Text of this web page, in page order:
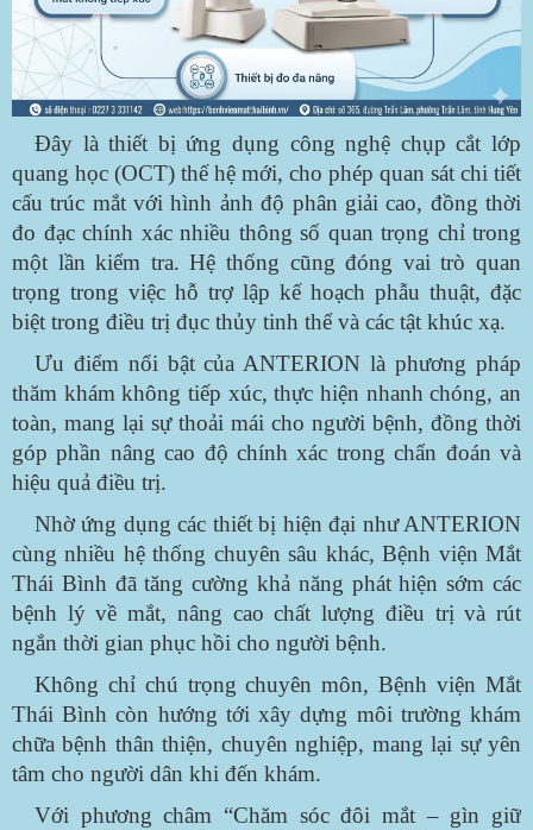
Đây là thiết bị ứng dụng công nghệ chụp cắt lớp
quang học (OCT) thế hệ mới, cho phép quan sát chi tiết
cấu trúc mắt với hình ảnh độ phân giải cao, đồng thời
đo đạc chính xác nhiều thông số quan trọng chỉ trong
một lần kiểm tra. Hệ thống cũng đóng vai trò quan
trọng trong việc hỗ trợ lập kế hoạch phẫu thuật, đặc
biệt trong điều trị đục thủy tinh thể và các tật khúc xạ.
Ưu điểm nổi bật của ANTERION là phương pháp
thăm khám không tiếp xúc, thực hiện nhanh chóng, an
toàn, mang lại sự thoải mái cho người bệnh, đồng thời
góp phần nâng cao độ chính xác trong chẩn đoán và
hiệu quả điều trị.
Nhờ ứng dụng các thiết bị hiện đại như ANTERION
cùng nhiều hệ thống chuyên sâu khác, Bệnh viện Mắt
Thái Bình đã tăng cường khả năng phát hiện sớm các
bệnh lý về mắt, nâng cao chất lượng điều trị và rút
ngắn thời gian phục hồi cho người bệnh.
Không chỉ chú trọng chuyên môn, Bệnh viện Mắt
Thái Bình còn hướng tới xây dựng môi trường khám
chữa bệnh thân thiện, chuyên nghiệp, mang lại sự yên
tâm cho người dân khi đến khám.
Với phương châm “Chăm sóc đôi mắt – gìn giữ